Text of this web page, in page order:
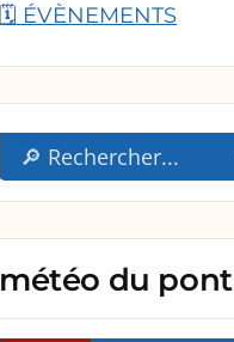
🗓️ ÉVÈNEMENTS
météo du pont